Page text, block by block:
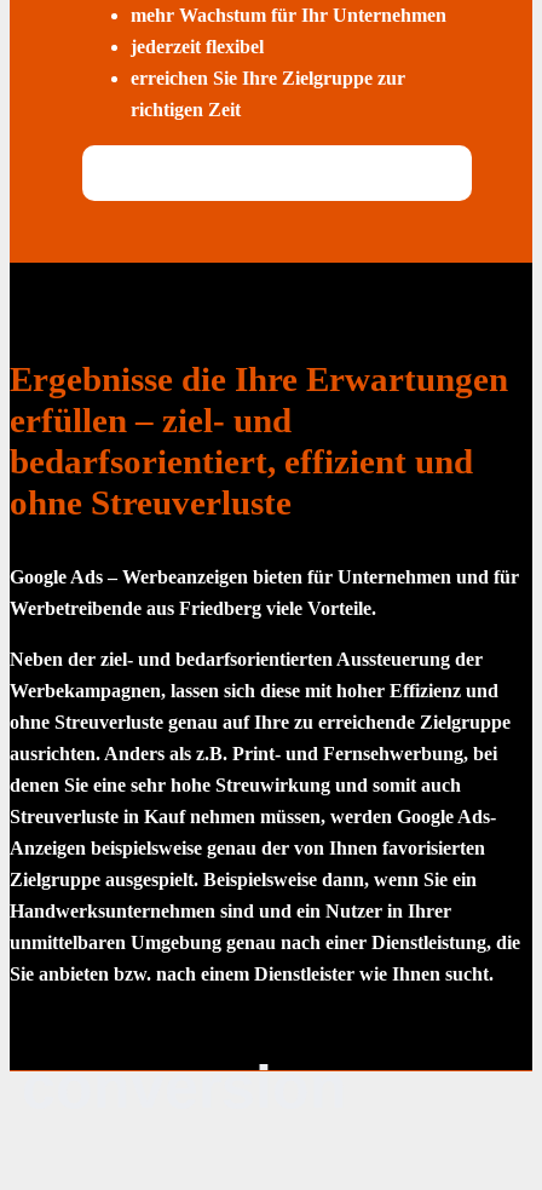
mehr Wachstum für Ihr Unternehmen
jederzeit flexibel
erreichen Sie Ihre Zielgruppe zur
richtigen Zeit
Ergebnisse die Ihre Erwartungen
erfüllen – ziel- und
bedarfsorientiert, effizient und
ohne Streuverluste
Google Ads – Werbeanzeigen bieten für Unternehmen und für
Werbetreibende aus Friedberg viele Vorteile.
Neben der ziel- und bedarfsorientierten Aussteuerung der
Werbekampagnen, lassen sich diese mit hoher Effizienz und
ohne Streuverluste genau auf Ihre zu erreichende Zielgruppe
ausrichten. Anders als z.B. Print- und Fernsehwerbung, bei
denen Sie eine sehr hohe Streuwirkung und somit auch
Streuverluste in Kauf nehmen müssen, werden Google Ads-
Anzeigen beispielsweise genau der von Ihnen favorisierten
Zielgruppe ausgespielt. Beispielsweise dann, wenn Sie ein
Handwerksunternehmen sind und ein Nutzer in Ihrer
unmittelbaren Umgebung genau nach einer Dienstleistung, die
Sie anbieten bzw. nach einem Dienstleister wie Ihnen sucht.
conversion